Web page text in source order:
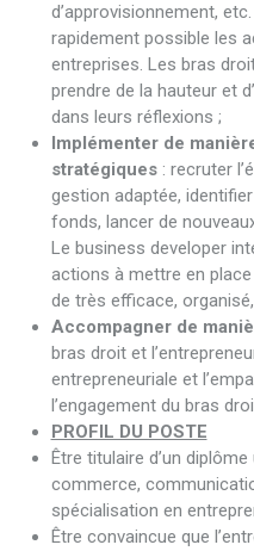
d’approvisionnement,
rapidement possible les
entreprises. Les bras
prendre de la hauteur et
dans leurs réflexions ;
Implémenter de
stratégiques: recruter
gestion adaptée,
fonds, lancer de
Le business developer
actions à mettre en
de très efficace,
Accompagner de
bras droit et
entrepreneuriale et
l’engagement du bras
PROFIL DU POSTE
Être titulaire d’un
commerce,
spécialisation en
Être convaincue que